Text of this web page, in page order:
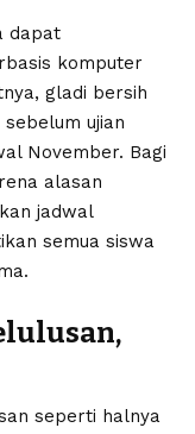
dapat
komputer
gladi bersih
ujian
November. Bagi
alasan
jadwal
semua siswa
seperti halnya